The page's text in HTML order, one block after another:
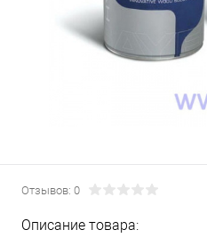
Отзывов: 0
Описание товара: